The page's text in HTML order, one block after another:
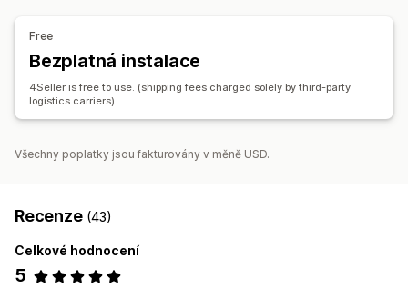
Synchronizace v reálném čase
Sledování dávek
Výkazy
Účetnictví a finance
Nákupní objednávky
Výběr dopravce
Řízení zásilek
Synchronizace objednávek
Sledování v reálném čase
Aktualizace objednávek Analytika přepravy
Free
Bezplatná instalace
4Seller is free to use. (shipping fees charged solely by third-party
logistics carriers)
Všechny poplatky jsou fakturovány v měně USD.
Recenze (43)
Celkové hodnocení
5